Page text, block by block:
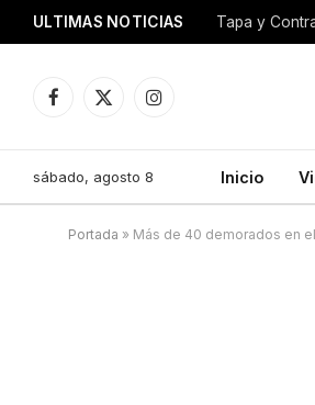
ULTIMAS NOTICIAS Tapa y
Facebook
X
Instagram
sábado, agosto 8 Inicio
Portada » Más de 40 demorados en